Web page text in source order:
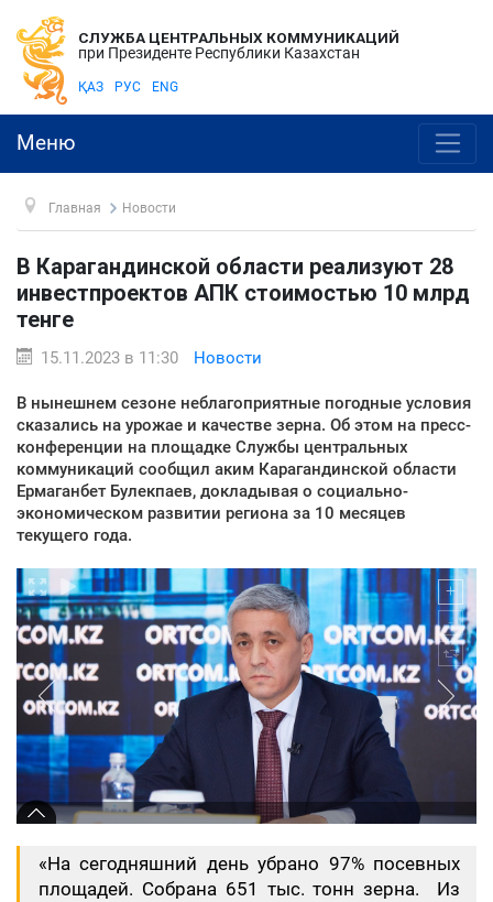
СЛУЖБА ЦЕНТРАЛЬНЫХ КОММУНИКАЦИЙ
при Президенте Республики Казахстан
ҚАЗ РУС ENG
Меню
Главная Новости
В Карагандинской области реализуют 28
инвестпроектов АПК стоимостью 10 млрд
тенге
15.11.2023 в 11:30 Новости
В нынешнем сезоне неблагоприятные погодные условия
сказались на урожае и качестве зерна. Об этом на пресс-
конференции на площадке Службы центральных
коммуникаций сообщил аким Карагандинской области
Ермаганбет Булекпаев, докладывая о социально-
экономическом развитии региона за 10 месяцев
текущего года.
«На сегодняшний день убрано 97% посевных
площадей. Собрана 651 тыс. тонн зерна. Из